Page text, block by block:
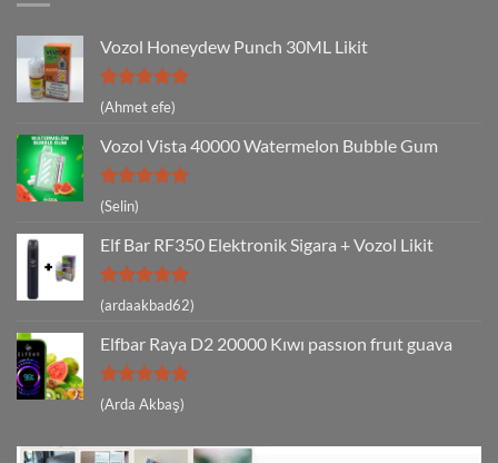
Vozol Honeydew Punch 30ML Likit
5 üzerinden
5
(Ahmet efe)
Vozol Vista 40000 Watermelon Bubble Gum
5 üzerinden
5
oy aldı
(Selin)
Elf Bar RF350 Elektronik Sigara + Vozol Likit
5 üzerinden
5
(ardaakbad62)
Elfbar Raya D2 20000 Kıwı passıon fruıt guava
5 üzerinden
5
(Arda Akbaş)